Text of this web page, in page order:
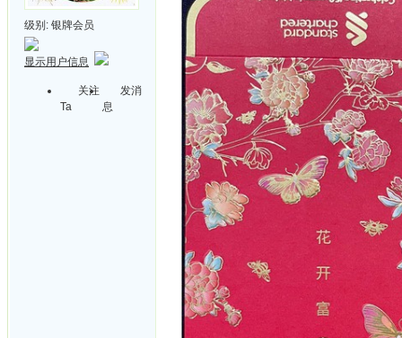
级别: 银牌会员
显示用户信息
关注
Ta
发消
息